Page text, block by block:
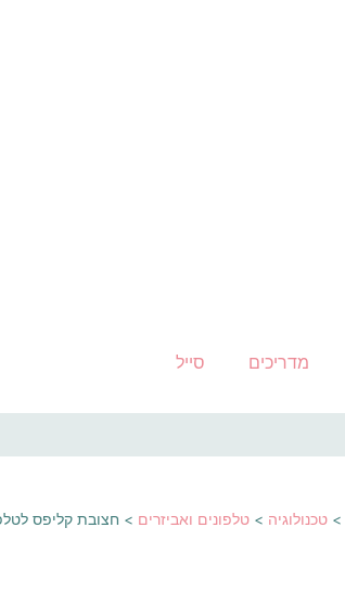
מדריכים סייל
>טכנולוגיה >טלפונים ואביזרים > חצובת קליפס